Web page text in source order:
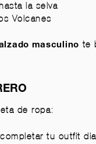
la selva
Volcanes
masculino te
de ropa:
tu outfit